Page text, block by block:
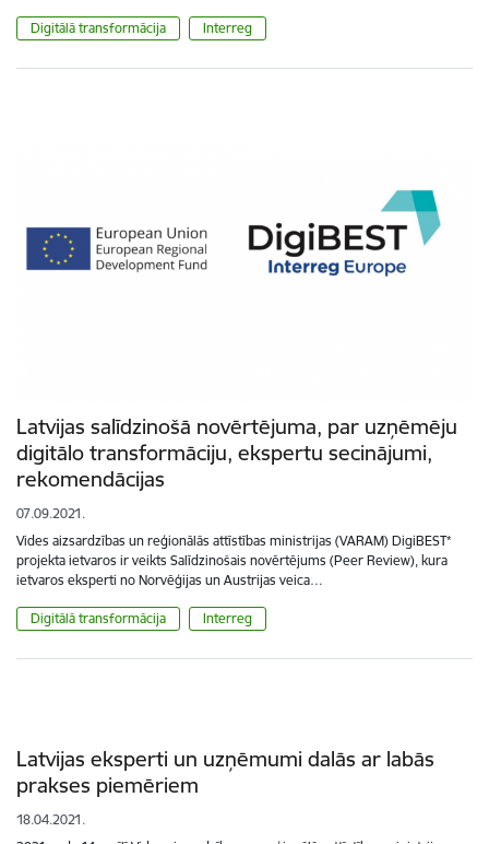
Digitālā transformācija Interreg
Latvijas salīdzinošā novērtējuma, par uzņēmēju
digitālo transformāciju, ekspertu secinājumi,
rekomendācijas
07.09.2021.
Vides aizsardzības un reģionālās attīstības ministrijas (VARAM) DigiBEST*
projekta ietvaros ir veikts Salīdzinošais novērtējums (Peer Review), kura
ietvaros eksperti no Norvēģijas un Austrijas veica…
Digitālā transformācija Interreg
Latvijas eksperti un uzņēmumi dalās ar labās
prakses piemēriem
18.04.2021.